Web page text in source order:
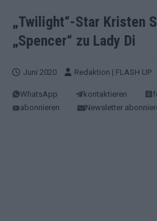
„Twilight“-Star Kristen
„Spencer“ zu Lady Di
Juni 2020 Redaktion | FLASH UP
WhatsApp kontaktieren
abonnieren
Newsletter